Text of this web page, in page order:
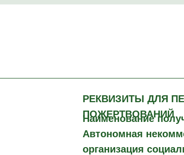
РЕКВИЗИТЫ ДЛЯ
ПОЖЕРТВОВАНИЙ
Наименование
Автономная
организация